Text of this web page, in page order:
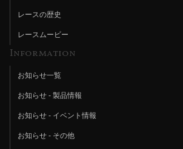
レースの歴史
レースムービー
Information
お知らせ一覧
お知らせ - 製品情報
お知らせ - イベント情報
お知らせ - その他